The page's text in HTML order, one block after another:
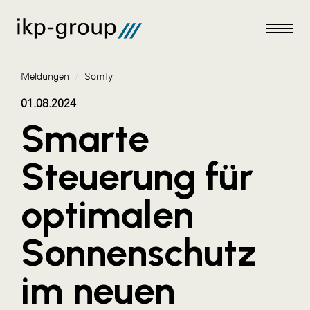
Meldungen
AKTUELLES
ALEX Krems
Amazon Web Services
AustroCel Hallein
Meldungen / Somfy
01.08.2024
Smarte
Steuerung für
optimalen
Sonnenschutz
im neuen